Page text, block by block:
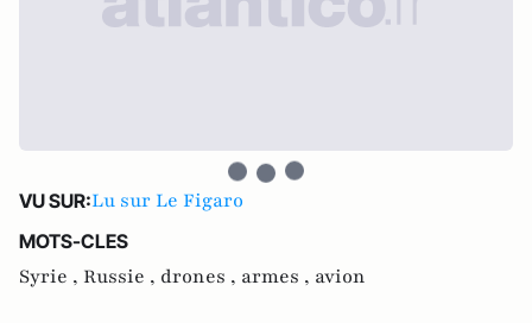
VU SUR:Lu sur Le Figaro
MOTS-CLES
Syrie , Russie , drones , armes , avion